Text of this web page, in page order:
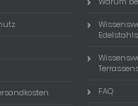
Warum
FAQ